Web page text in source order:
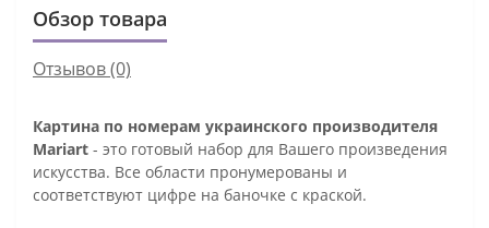
Обзор товара
Отзывов (0)
Картина по номерам украинского производителя
Mariart - это готовый набор для Вашего произведения
искусства. Все области пронумерованы и
соответствуют цифре на баночке с краской.